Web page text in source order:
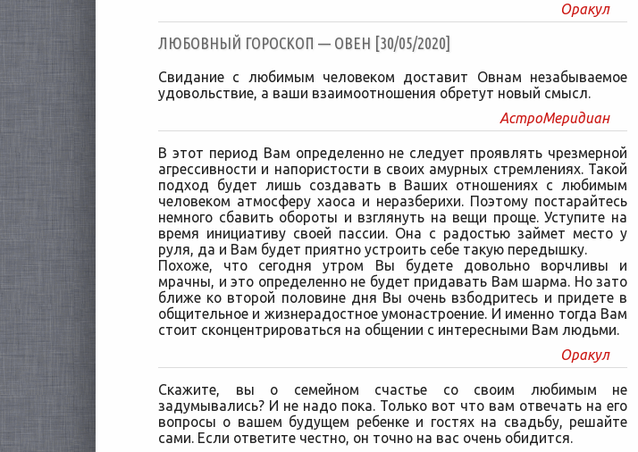
Оракул
ЛЮБОВНЫЙ ГОРОСКОП — ОВЕН [30/05/2020]
Свидание с любимым человеком доставит Овнам незабываемое
удовольствие, а ваши взаимоотношения обретут новый смысл.
АстроМеридиан
В этот период Вам определенно не следует проявлять чрезмерной
агрессивности и напористости в своих амурных стремлениях. Такой
подход будет лишь создавать в Ваших отношениях с любимым
человеком атмосферу хаоса и неразберихи. Поэтому постарайтесь
немного сбавить обороты и взглянуть на вещи проще. Уступите на
время инициативу своей пассии. Она с радостью займет место у
руля, да и Вам будет приятно устроить себе такую передышку.
Похоже, что сегодня утром Вы будете довольно ворчливы и
мрачны, и это определенно не будет придавать Вам шарма. Но зато
ближе ко второй половине дня Вы очень взбодритесь и придете в
общительное и жизнерадостное умонастроение. И именно тогда Вам
стоит сконцентрироваться на общении с интересными Вам людьми.
Оракул
Скажите, вы о семейном счастье со своим любимым не
задумывались? И не надо пока. Только вот что вам отвечать на его
вопросы о вашем будущем ребенке и гостях на свадьбу, решайте
сами. Если ответите честно, он точно на вас очень обидится.